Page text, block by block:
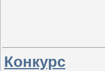
Конкурс